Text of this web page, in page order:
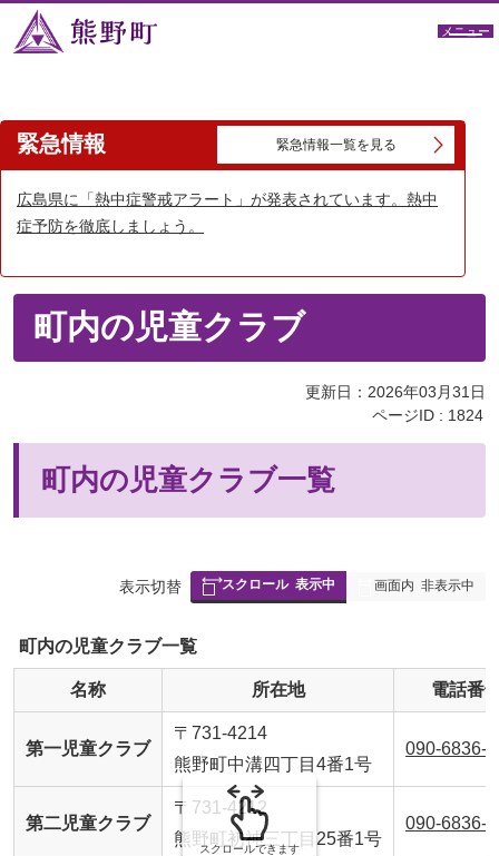
メニュー
緊急情報 緊急情報一覧を見る
広島県に「熱中症警戒アラート」が発表されています。熱中
症予防を徹底しましょう。
町内の児童クラブ
更新日：2026年03月31日
ページID : 1824
町内の児童クラブ一覧
表
み
の
表示切替 スクロール 表示中 画面内 非表示中
町内の児童クラブ一覧
名称 所在地 電話番
第一児童クラブ
〒731-4214
熊野町中溝四丁目4番1号
090-6836-
第二児童クラブ
〒731-4212
熊野町初神三丁目25番1号
090-6836-
スクロールできます